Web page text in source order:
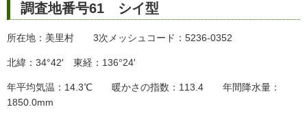
調査地番号61 シイ型
所在地：美里村 3次メッシュコード：5236-0352
北緯：34°42′ 東経：136°24′
年平均気温：14.3℃ 暖かさの指数：113.4 年間降水量：
1850.0mm